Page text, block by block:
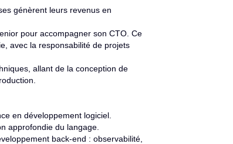
génèrent leurs revenus en
pour accompagner son CTO. Ce
avec la responsabilité de projets
allant de la conception de
en développement logiciel.
approfondie du langage.
back-end : observabilité,